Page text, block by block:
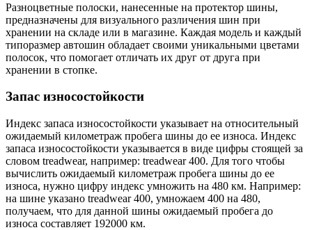
Разноцветные полоски, нанесенные на протектор шины,
предназначены для визуального различения шин при
хранении на складе или в магазине. Каждая модель и каждый
типоразмер автошин обладает своими уникальными цветами
полосок, что помогает отличать их друг от друга при
хранении в стопке.
Запас износостойкости
Индекс запаса износостойкости указывает на относительный
ожидаемый километраж пробега шины до ее износа. Индекс
запаса износостойкости указывается в виде цифры стоящей за
словом treadwear, например: treadwear 400. Для того чтобы
вычислить ожидаемый километраж пробега шины до ее
износа, нужно цифру индекс умножить на 480 км. Например:
на шине указано treadwear 400, умножаем 400 на 480,
получаем, что для данной шины ожидаемый пробега до
износа составляет 192000 км.